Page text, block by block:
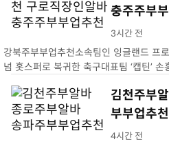
충주주부
강북주부부업추천소속팀인 잉글랜드 프
넘 홋스퍼로 복귀한 축구대표팀 ‘캡틴’
3시간 전
김천주부
부부업추천
4시간 전